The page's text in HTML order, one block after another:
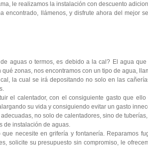
le realizamos la instalación con descuento
encontrado, llámenos, y disfrute ahora del mejor
aguas o termos, es debido a la cal? El agua
zonas, nos encontramos con un tipo de agua,
la cual se irá depositando no solo en las
el calentador, con el consiguiente gasto que
su vida y consiguiendo evitar un gasto
no solo de calentadores, sino de
de instalación de aguas.
necesite en grifería y fontanería. Reparamos
solicite su presupuesto sin compromiso, le